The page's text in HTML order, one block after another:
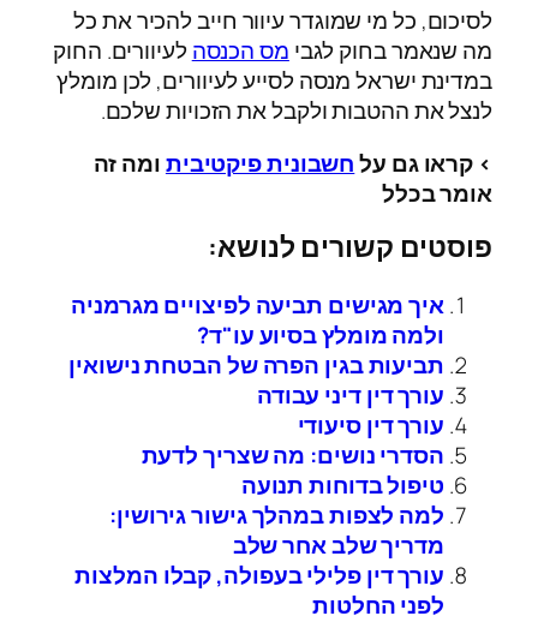
לסיכום, כל מי שמוגדר עיוור חייב להכיר את כל
מה שנאמר בחוק לגבי מס הכנסהלעיוורים. החוק
במדינת ישראל מנסה לסייע לעיוורים, לכן מומלץ
לנצל את ההטבות ולקבל את הזכויות שלכם.
> קראו גם עלחשבונית פיקטיביתומה זה
אומר בכלל
פוסטים קשורים לנושא:
איך מגישים תביעה לפיצויים מגרמניה
ולמה מומלץ בסיוע עו"ד?
תביעות בגין הפרה של הבטחת נישואין
עורך דין דיני עבודה
עורך דין סיעודי
הסדרי נושים: מה שצריך לדעת
טיפול בדוחות תנועה
למה לצפות במהלך גישור גירושין:
מדריך שלב אחר שלב
עורך דין פלילי בעפולה, קבלו המלצות
לפני החלטות